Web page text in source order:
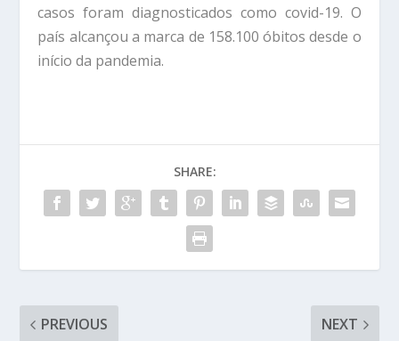
casos foram diagnosticados como covid-19. O
país alcançou a marca de 158.100 óbitos desde o
início da pandemia.
SHARE:
PREVIOUS NEXT